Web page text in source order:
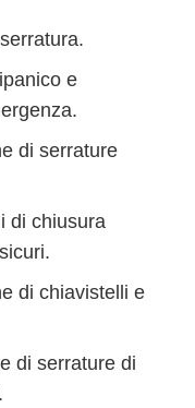
e
di serrature
di chiusura
di chiavistelli e
di serrature di